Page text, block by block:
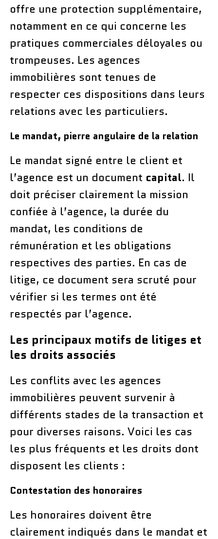
offre une protection supplémentaire,
notamment en ce qui concerne les
pratiques commerciales déloyales ou
trompeuses. Les agences
immobilières sont tenues de
respecter ces dispositions dans leurs
relations avec les particuliers.
Le mandat, pierre angulaire de la relation
Le mandat signé entre le client et
l’agence est un document capital. Il
doit préciser clairement la mission
confiée à l’agence, la durée du
mandat, les conditions de
rémunération et les obligations
respectives des parties. En cas de
litige, ce document sera scruté pour
vérifier si les termes ont été
respectés par l’agence.
Les principaux motifs de litiges et
les droits associés
Les conflits avec les agences
immobilières peuvent survenir à
différents stades de la transaction et
pour diverses raisons. Voici les cas
les plus fréquents et les droits dont
disposent les clients :
Contestation des honoraires
Les honoraires doivent être
clairement indiqués dans le mandat et